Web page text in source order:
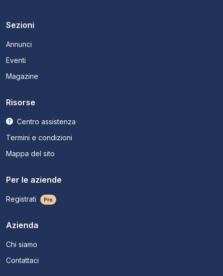
Sezioni
Annunci
Eventi
Magazine
Risorse
Centro assistenza
Termini e condizioni
Mappa del sito
Per le aziende
Registrati Pro
Azienda
Chi siamo
Contattaci